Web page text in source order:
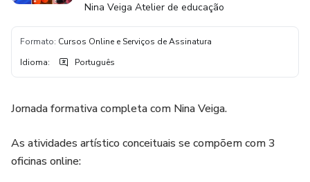
Nina Veiga Atelier de educação
Formato: Cursos Online e Serviços de Assinatura
Idioma: Português
Jornada formativa completa com Nina Veiga.
As atividades artístico conceituais se compõem com 3
oficinas online: